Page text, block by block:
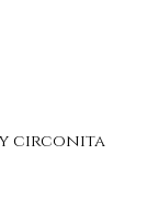
circonita